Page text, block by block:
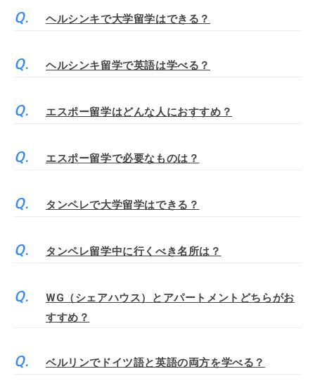
ヘルシンキで大学留学はできる？
ヘルシンキ留学で英語は学べる？
エスポー留学はどんな人におすすめ？
エスポー留学で必要なものは？
タンペレで大学留学はできる？
タンペレ留学中に行くべき名所は？
WG（シェアハウス）とアパートメントどちらがお
すすめ？
ベルリンでドイツ語と英語の両方を学べる？